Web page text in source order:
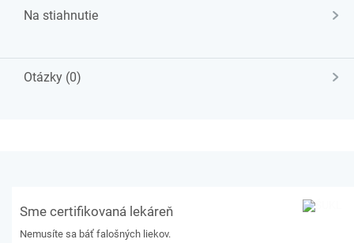
Na stiahnutie
Otázky (0)
Sme certifikovaná lekáreň
Nemusíte sa báť falošných liekov.